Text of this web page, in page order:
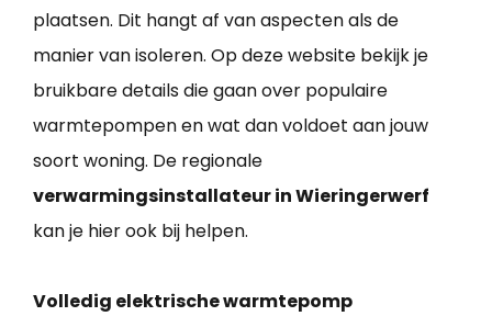
plaatsen. Dit hangt af van aspecten als de
manier van isoleren. Op deze website bekijk je
bruikbare details die gaan over populaire
warmtepompen en wat dan voldoet aan jouw
soort woning. De regionale
verwarmingsinstallateur in Wieringerwerf
kan je hier ook bij helpen.
Volledig elektrische warmtepomp